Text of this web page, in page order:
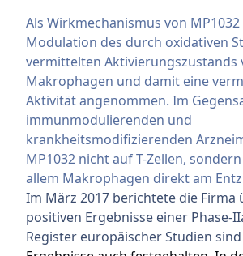
Als Wirkmechanismus von
Modulation des durch oxidativen
vermittelten Aktivierungszustands
Makrophagen und damit eine
Aktivität angenommen. Im
immunmodulierenden und
krankheitsmodifizierenden
MP1032 nicht auf T-Zellen,
allem Makrophagen direkt am
Im März 2017 berichtete die Firma
positiven Ergebnisse einer Phase-
Register europäischer Studien sind